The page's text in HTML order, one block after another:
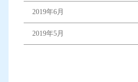
2019年6月
2019年5月